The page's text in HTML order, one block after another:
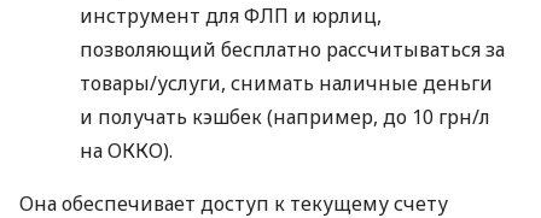
инструмент для ФЛП и юрлиц,
позволяющий бесплатно рассчитываться за
товары/услуги, снимать наличные деньги
и получать кэшбек (например, до 10 грн/л
на ОККО).
Она обеспечивает доступ к текущему счету